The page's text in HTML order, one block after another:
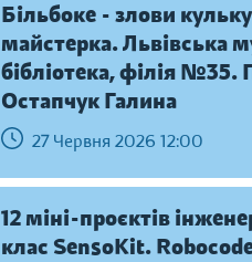
Більбоке - злови
майстерка. Львівська
бібліотека, філія №35.
Остапчук Галина
27 Червня 2026 12:00
12 міні-проєктів
клас SensoKit.